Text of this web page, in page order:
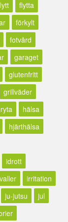
flytta
förkylt
fotvård
garaget
glutenfritt
grillväder
hälsa
hjärthälsa
idrott
irritation
ju-jutsu
jul